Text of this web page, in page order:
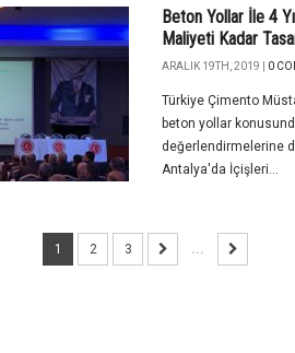
Beton Yollar İle 4
Maliyeti Kadar
ARALIK 19TH, 2019 | 0
Türkiye Çimento
beton yollar
değerlendirmelerine
Antalya'da İçişleri...
1 2 3 ...